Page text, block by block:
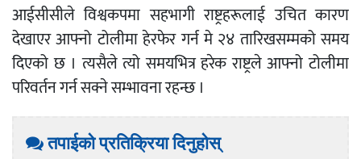
आईसीसीले विश्वकपमा सहभागी राष्ट्रहरूलाई उचित कारण
देखाएर आफ्नो टोलीमा हेरफेर गर्न मे २४ तारिखसम्मको समय
दिएको छ । त्यसैले त्यो समयभित्र हरेक राष्ट्रले आफ्नो टोलीमा
परिवर्तन गर्न सक्ने सम्भावना रहन्छ ।
तपाईको प्रतिक्रिया दिनुहोस्